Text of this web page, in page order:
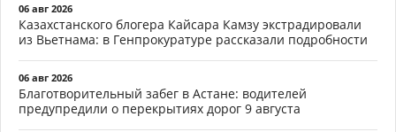
06 авг 2026
Казахстанского блогера Кайсара Камзу экстрадировали
из Вьетнама: в Генпрокуратуре рассказали подробности
06 авг 2026
Благотворительный забег в Астане: водителей
предупредили о перекрытиях дорог 9 августа